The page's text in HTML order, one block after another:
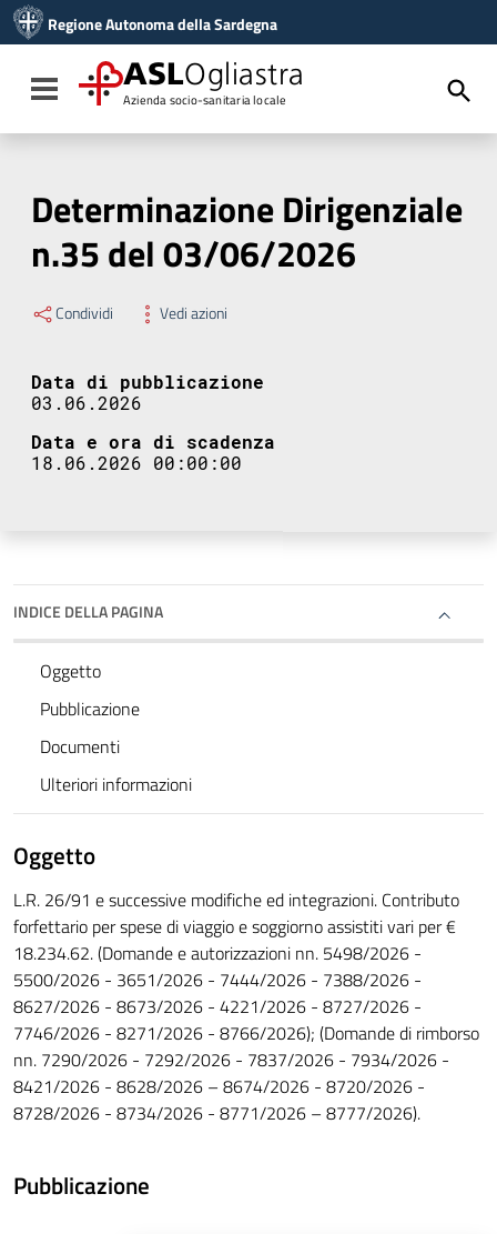
Vai al menu di navigazione
Vai al footer
Regione Autonoma della Sardegna
Toggle navigation
ASLOgliastra
Azienda socio-sanitaria locale
Determinazione Dirigenziale
n.35 del 03/06/2026
Condividi Vedi azioni
Data di pubblicazione
03.06.2026
Data e ora di scadenza
18.06.2026 00:00:00
INDICE DELLA PAGINA
Oggetto
Pubblicazione
Documenti
Ulteriori informazioni
Oggetto
L.R. 26/91 e successive modifiche ed integrazioni. Contributo
forfettario per spese di viaggio e soggiorno assistiti vari per €
18.234.62. (Domande e autorizzazioni nn. 5498/2026 -
5500/2026 - 3651/2026 - 7444/2026 - 7388/2026 -
8627/2026 - 8673/2026 - 4221/2026 - 8727/2026 -
7746/2026 - 8271/2026 - 8766/2026); (Domande di rimborso
nn. 7290/2026 - 7292/2026 - 7837/2026 - 7934/2026 -
8421/2026 - 8628/2026 – 8674/2026 - 8720/2026 -
8728/2026 - 8734/2026 - 8771/2026 – 8777/2026).
Pubblicazione